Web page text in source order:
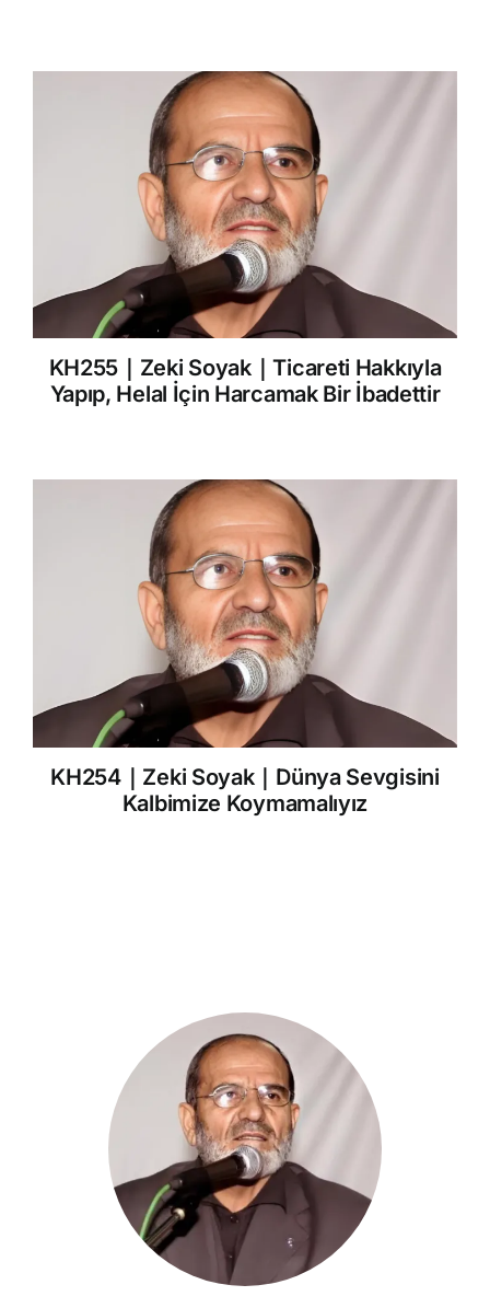
KH255｜Zeki Soyak｜Ticareti Hakkıyla
Yapıp, Helal İçin Harcamak Bir İbadettir
KH254｜Zeki Soyak｜Dünya Sevgisini
Kalbimize Koymamalıyız